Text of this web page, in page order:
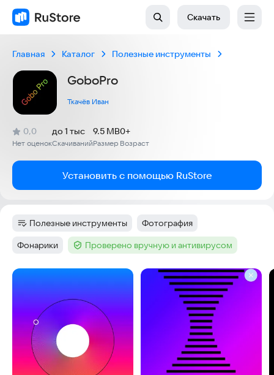
Скачать
Главная Каталог Полезные инструменты
GoboPro
Ткачёв Иван
Рейтинг:
0,0
(
Нет оценок
)
Скачиваний
до 1 тыс
Размер
9.5 MB
Возраст
0+
Установить с помощью RuStore
Категория:
Полезные инструменты Тег:
Фотография
Тег:
Фонарики Тег :Проверено вручную и антивирусом
Скриншоты